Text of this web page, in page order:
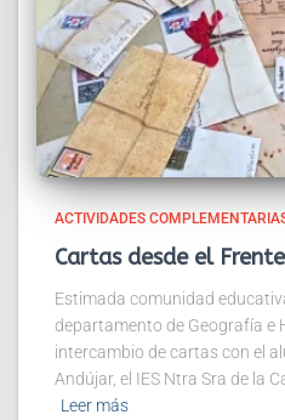
ACTIVIDADES
Cartas desde el Frente
Estimada comunidad
departamento de Geografía e
intercambio de cartas con el
Andújar, el IES Ntra Sra de la
Leer más